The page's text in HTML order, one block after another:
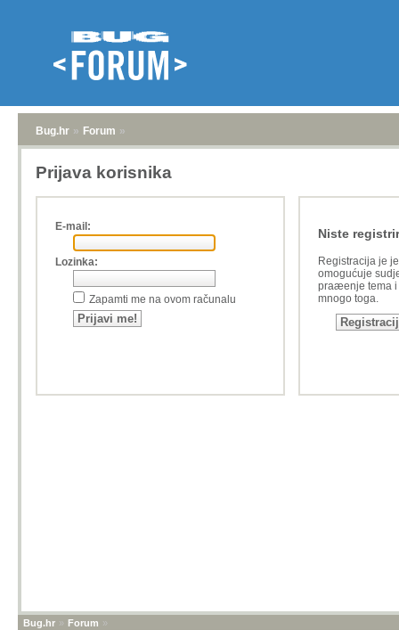
Bug.hr » Forum »
Prijava korisnika
E-mail:
Lozinka:
Zapamti me na ovom računalu
Niste
Registracija je
omogućuje
praæenje tema i
mnogo toga.
Bug.hr » Forum »